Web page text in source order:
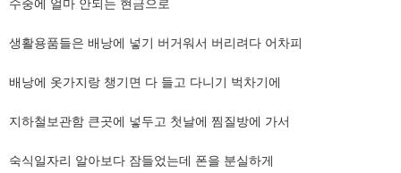
​​수중에 얼마 안되는 현금으로
​생활용품들은 ​배낭에 넣기 버거워서 버리려다 어차피
​배낭에 옷가지랑 챙기면 다 들고 다니기 벅차기에
​지하철보관함 큰곳에 넣두고 첫날에 찜질방에 가서
숙식​일자리 알아보다 잠들었는데 폰을 분실하게